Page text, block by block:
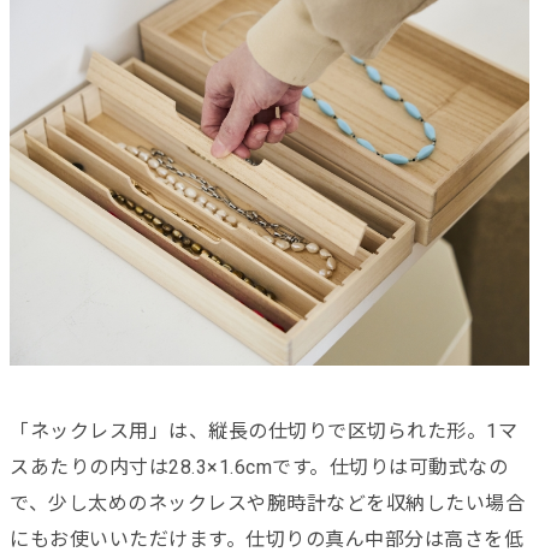
「ネックレス用」は、縦長の仕切りで区切られた形。1マ
スあたりの内寸は28.3×1.6cmです。仕切りは可動式なの
で、少し太めのネックレスや腕時計などを収納したい場合
にもお使いいただけます。仕切りの真ん中部分は高さを低